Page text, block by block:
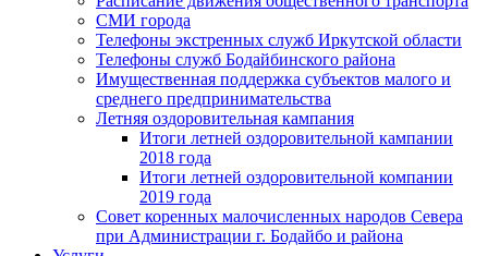
СМИ города
Телефоны экстренных служб Иркутской области
Телефоны служб Бодайбинского района
Имущественная поддержка субъектов малого и
среднего предпринимательства
Летняя оздоровительная кампания
Итоги летней оздоровительной кампании
2018 года
Итоги летней оздоровительной компании
2019 года
Совет коренных малочисленных народов Севера
при Администрации г. Бодайбо и района